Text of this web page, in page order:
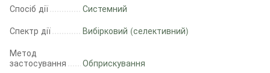
Спосіб дії
Системний
Спектр дії
Вибірковий (селективний)
Метод
застосування
Обприскування